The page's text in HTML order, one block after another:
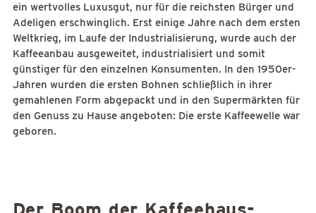
ein wertvolles Luxusgut, nur für die reichsten Bürger und
Adeligen erschwinglich. Erst einige Jahre nach dem ersten
Weltkrieg, im Laufe der Industrialisierung, wurde auch der
Kaffeeanbau ausgeweitet, industrialisiert und somit
günstiger für den einzelnen Konsumenten. In den 1950er-
Jahren wurden die ersten Bohnen schließlich in ihrer
gemahlenen Form abgepackt und in den Supermärkten für
den Genuss zu Hause angeboten: Die erste Kaffeewelle war
geboren.